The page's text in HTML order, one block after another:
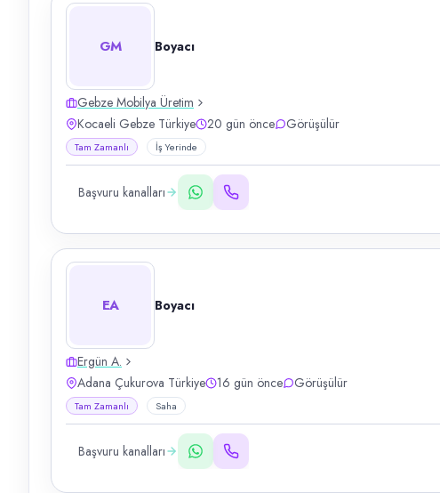
GM Boyacı
Gebze Mobilya Üretim
Kocaeli Gebze Türkiye
20 gün önce Görüşülür
Tam Zamanlı İş Yerinde
Başvuru kanalları
EA Boyacı
Ergün A.
Adana Çukurova Türkiye
16 gün önce Görüşülür
Tam Zamanlı Saha
Başvuru kanalları